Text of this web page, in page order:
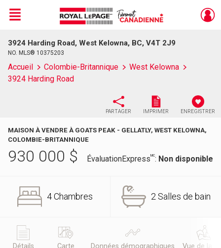
Live
En Direct
Menu
3924 Harding Road, West Kelowna, BC, V4T 2J9
NO. MLS® 10375203
Accueil Colombie-Britannique
West Kelowna
3924 Harding Road
PARTAGER IMPRIMER ENREGISTRER
MAISON À VENDRE À GOATS PEAK - GELLATLY, WEST KELOWNA,
COLOMBIE-BRITANNIQUE
930 000 $ ÉvaluationExpressMC: Non disponible
4 Chambres 2 Salles de bain